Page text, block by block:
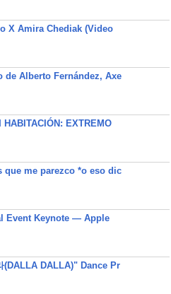
X Amira Chediak (Video
de Alberto Fernández, Axe
HABITACIÓN: EXTREMO
que me parezco *o eso dic
Event Keynote — Apple
(DALLA DALLA)" Dance Pr